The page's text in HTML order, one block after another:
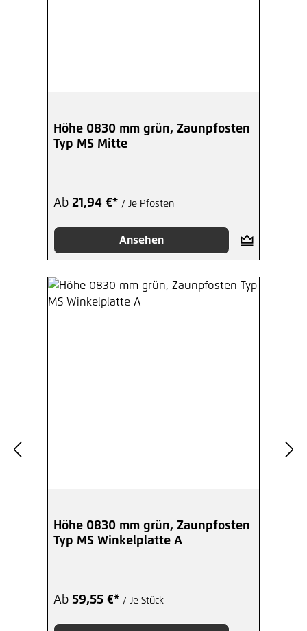
Höhe 0830 mm grün, Zaunpfosten
Typ MS Mitte
Ab 21,94 €* / Je Pfosten
Ansehen
Höhe 0830 mm grün, Zaunpfosten
Typ MS Winkelplatte A
Ab 59,55 €* / Je Stück